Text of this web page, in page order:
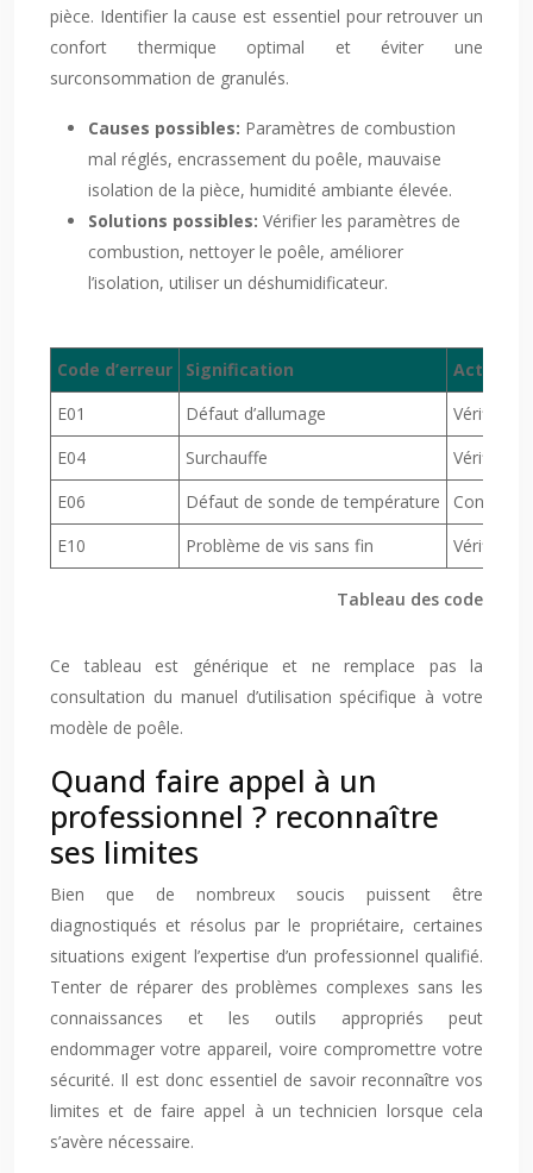
pièce. Identifier la cause est essentiel pour retrouver un
confort thermique optimal et éviter une
surconsommation de granulés.
Causes possibles: Paramètres de combustion
mal réglés, encrassement du poêle, mauvaise
isolation de la pièce, humidité ambiante élevée.
Solutions possibles: Vérifier les paramètres de
combustion, nettoyer le poêle, améliorer
l’isolation, utiliser un déshumidificateur.
Tableau des codes
Code d’erreur Signification
Action à
E01
Défaut d’allumage
Vérifier
E04
Surchauffe
Vérifier le
E06
Défaut de sonde de température
E10
Problème de vis sans fin Vérifier le
Ce tableau est générique et ne remplace pas la
consultation du manuel d’utilisation spécifique à votre
modèle de poêle.
Quand faire appel à un
professionnel ? reconnaître
ses limites
Bien que de nombreux soucis puissent être
diagnostiqués et résolus par le propriétaire, certaines
situations exigent l’expertise d’un professionnel qualifié.
Tenter de réparer des problèmes complexes sans les
connaissances et les outils appropriés peut
endommager votre appareil, voire compromettre votre
sécurité. Il est donc essentiel de savoir reconnaître vos
limites et de faire appel à un technicien lorsque cela
s’avère nécessaire.